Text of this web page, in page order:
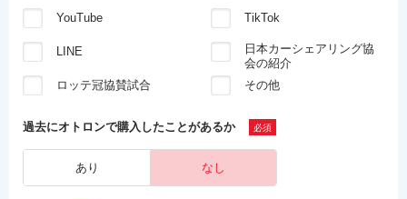
YouTube TikTok
LINE
日本カーシェアリング協
会の紹介
ロッテ冠協賛試合
その他
過去にオトロンで購入したことがあるか
あり なし